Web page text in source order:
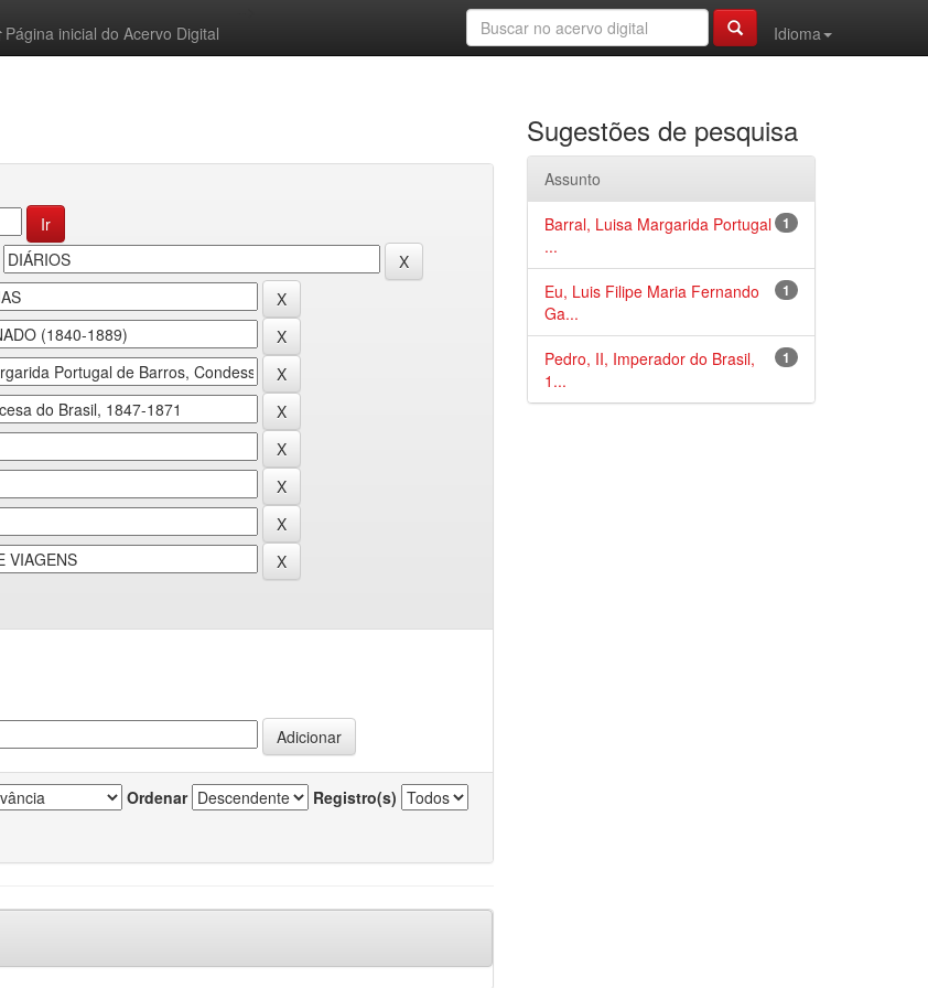
Página inicial do Acervo Digital
Idioma
Ordenar Registro(s)
Sugestões de pesquisa
Assunto
1
Barral, Luisa Margarida Portugal
...
1
Eu, Luis Filipe Maria Fernando
Ga...
1
Pedro, II, Imperador do Brasil,
1...